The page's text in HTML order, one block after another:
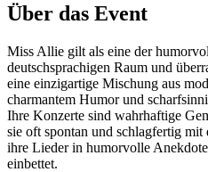
Über das Event
Miss Allie gilt als eine der
deutschsprachigen Raum und
eine einzigartige Mischung aus
charmantem Humor und
Ihre Konzerte sind wahrhaftige
sie oft spontan und schlagfertig
ihre Lieder in humorvolle
einbettet.